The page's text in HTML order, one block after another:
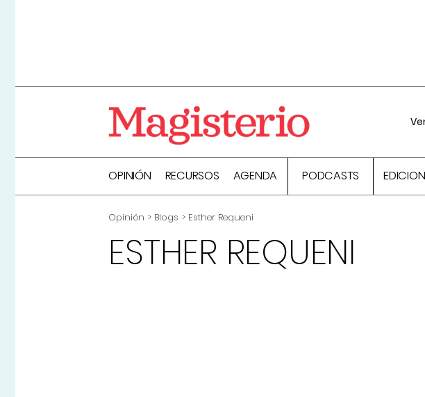
OPINIÓN RECURSOS AGENDA PODCASTS
Opinión Blogs Esther Requeni
ESTHER REQUENI